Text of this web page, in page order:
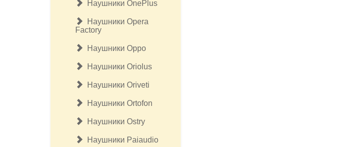
Наушники OnePlus
Наушники Opera
Factory
Наушники Oppo
Наушники Oriolus
Наушники Oriveti
Наушники Ortofon
Наушники Ostry
Наушники Paiaudio